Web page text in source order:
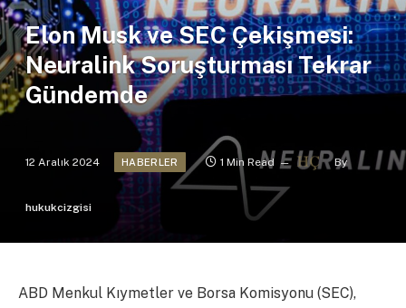
Elon Musk ve SEC Çekişmesi:
Neuralink Soruşturması Tekrar
Gündemde
12 Aralık 2024 HABERLER 1 Min Read By
hukukcizgisi
ABD Menkul Kıymetler ve Borsa Komisyonu (SEC),